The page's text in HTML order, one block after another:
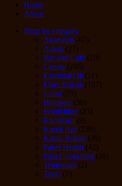
Home
About
Shop by category
Aksesoris (67)
Asbak (27)
Bar and Cafe (19)
Cerutu (246)
Essential Oil (11)
Filter Rokok (157)
Gelas (79)
Hampers (30)
Humidifier(23)
Kacamata (9)
Korek Api (239)
Kotak Rokok (39)
Paket Hemat (42)
Pipa Cangklong (28)
Tembakau (2)
Tools (7)